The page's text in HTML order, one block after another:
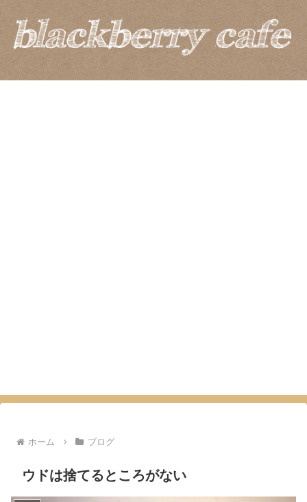
ホーム ブログ
ウドは捨てるところがない